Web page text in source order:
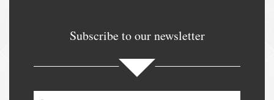
Subscribe to our newsletter